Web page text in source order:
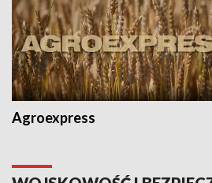
Agroexpress